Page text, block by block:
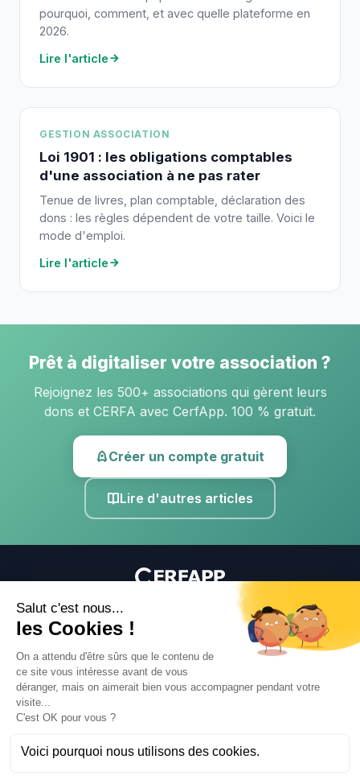
pourquoi, comment, et avec quelle plateforme en
2026.
Lire l'article
GESTION ASSOCIATION
Loi 1901 : les obligations comptables
d'une association à ne pas rater
Tenue de livres, plan comptable, déclaration des
dons : les règles dépendent de votre taille. Voici le
mode d'emploi.
Lire l'article
Prêt à digitaliser votre association ?
Rejoignez les 500+ associations qui gèrent leurs
dons et CERFA avec CerfApp. 100 % gratuit.
Créer un compte gratuit
Lire d'autres articles
Blog DonateursTarifs Mentions légales
Confidentialité
Support
© 2026 CerfApp. Tous droits réservés.